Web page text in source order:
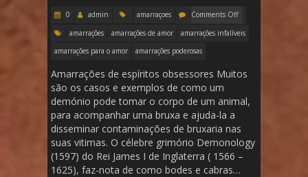
0 admin amarraçoes
Comments Off
amarrações
amarrações de amor
amarrações infalíveis
amarrações para o amor
amarrações poderosas
Amarrações de espíritos obsessores Muitos
são os casos e exemplos de como um
demónio pode tomar o corpo de um animal,
para acompanhar uma bruxa e ajuda-la a
disseminar contaminações de bruxaria nas
suas vitimas. O célebre grimório Demonology
(1597) do Rei James I de Inglaterra ( 1566 –
1625), faz-nota de como bodes e cabras…